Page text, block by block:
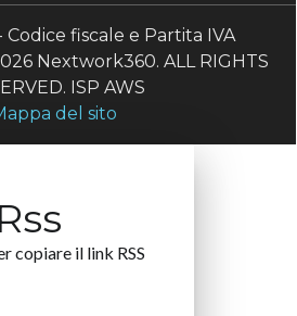
fiscale e Partita IVA
Nextwork360. ALL RIGHTS
ISP AWS
del sito
copiare il link RSS